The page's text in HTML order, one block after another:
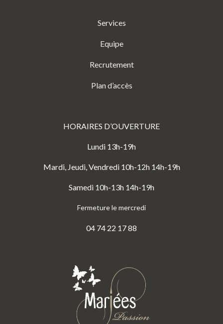
Services
Equipe
Recrutement
Plan d’accès
HORAIRES D’OUVERTURE
Lundi 13h-19h
Mardi, Jeudi, Vendredi 10h-12h 14h-19h
Samedi 10h-13h 14h-19h
Fermeture le mercredi
04 74 22 17 88